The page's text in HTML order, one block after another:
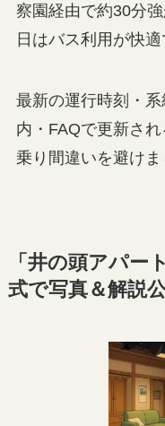
察園経由で約30分
日はバス利用が快適
最新の運行時刻・
内・FAQで更新さ
乗り間違いを避けま
「井の頭アパ
式で写真＆解説